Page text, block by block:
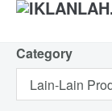
Category